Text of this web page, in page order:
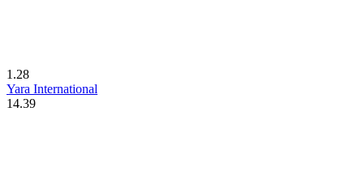
1.28
Yara International
14.39